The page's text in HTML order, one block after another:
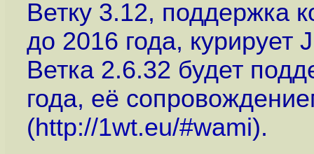
Ветку 3.12, поддержка
до 2016 года, курирует
Ветка 2.6.32 будет
года, её
(http://1wt.eu/#wami).